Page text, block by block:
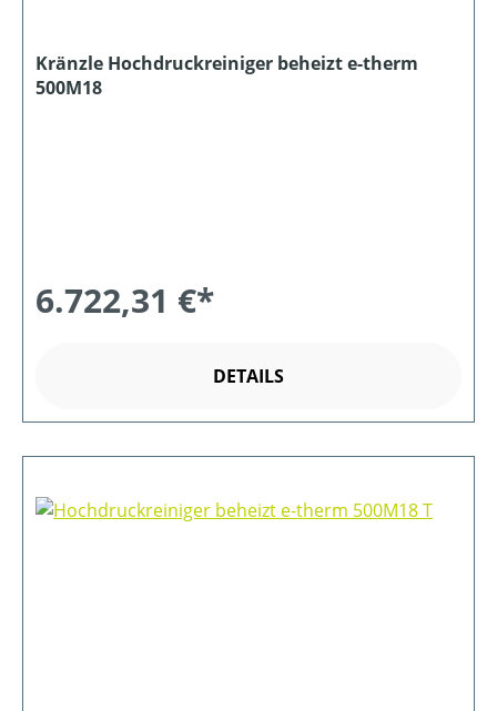
Kränzle Hochdruckreiniger beheizt e-therm
500M18
6.722,31 €*
DETAILS